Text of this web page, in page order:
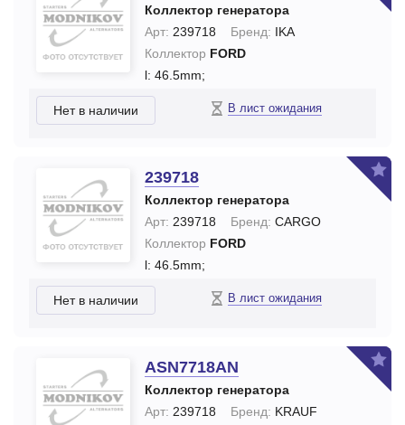
Коллектор генератора
Арт: 239718 Бренд: IKA
Коллектор FORD
l: 46.5mm;
Нет в наличии В лист ожидания
239718
Коллектор генератора
Арт: 239718 Бренд: CARGO
Коллектор FORD
l: 46.5mm;
Нет в наличии В лист ожидания
ASN7718AN
Коллектор генератора
Арт: 239718 Бренд: KRAUF